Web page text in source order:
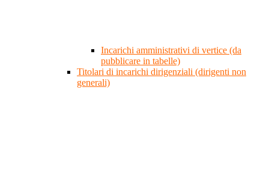
Incarichi amministrativi di vertice (da
pubblicare in tabelle)
Titolari di incarichi dirigenziali (dirigenti non
generali)